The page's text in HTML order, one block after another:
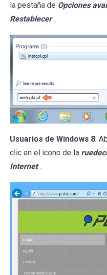
la pestaña de Opciones
Restablecer .
Usuarios de Windows 8:
clic en el icono de la
Internet .